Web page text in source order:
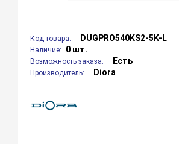
Код товара: DUGPRO540KS2-5K-L
Наличие: 0 шт.
Возможность заказа: Есть
Производитель: Diora